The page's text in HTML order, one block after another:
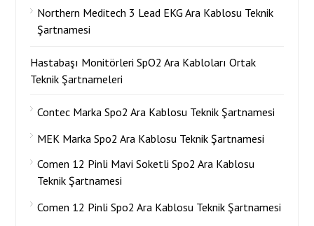
Northern Meditech 3 Lead EKG Ara Kablosu Teknik
Şartnamesi
Hastabaşı Monitörleri SpO2 Ara Kabloları Ortak
Teknik Şartnameleri
Contec Marka Spo2 Ara Kablosu Teknik Şartnamesi
MEK Marka Spo2 Ara Kablosu Teknik Şartnamesi
Comen 12 Pinli Mavi Soketli Spo2 Ara Kablosu
Teknik Şartnamesi
Comen 12 Pinli Spo2 Ara Kablosu Teknik Şartnamesi